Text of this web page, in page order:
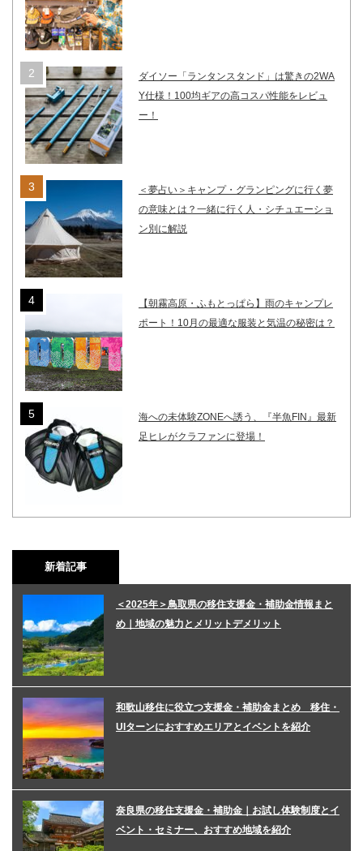
ダイソー「ランタンスタンド」は驚きの2WA
Y仕様！100均ギアの高コスパ性能をレビュ
ー！
＜夢占い＞キャンプ・グランピングに行く夢
の意味とは？一緒に行く人・シチュエーショ
ン別に解説
【朝霧高原・ふもとっぱら】雨のキャンプレ
ポート！10月の最適な服装と気温の秘密は？
海への未体験ZONEへ誘う、『半魚FIN』最新
足ヒレがクラファンに登場！
新着記事
＜2025年＞鳥取県の移住支援金・補助金情報まと
め｜地域の魅力とメリットデメリット
和歌山移住に役立つ支援金・補助金まとめ 移住・
UIターンにおすすめエリアとイベントを紹介
奈良県の移住支援金・補助金｜お試し体験制度とイ
ベント・セミナー、おすすめ地域を紹介